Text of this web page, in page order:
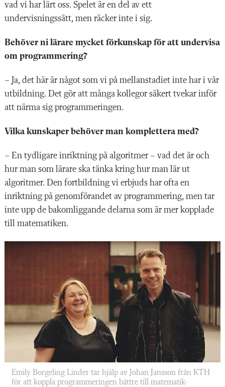
vad vi har lärt oss. Spelet är en del av ett
undervisningssätt, men räcker inte i sig.
Behöver ni lärare mycket förkunskap för att undervisa
om programmering?
– Ja, det här är något som vi på mellanstadiet inte har i vår
utbildning. Det gör att många kollegor säkert tvekar inför
att närma sig programmeringen.
Vilka kunskaper behöver man komplettera med?
– En tydligare inriktning på algoritmer – vad det är och
hur man som lärare ska tänka kring hur man lär ut
algoritmer. Den fortbildning vi erbjuds har ofta en
inriktning på genomförandet av programmering, men tar
inte upp de bakomliggande delarna som är mer kopplade
till matematiken.
Emily Borgeling Linder tar hjälp av Johan ­Jansson från KTH
för att koppla program­meringen bättre till matematik­